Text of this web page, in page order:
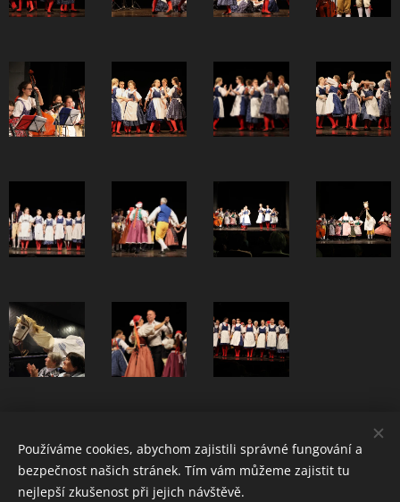
Používáme cookies, abychom zajistili správné fungování a
bezpečnost našich stránek. Tím vám můžeme zajistit tu
nejlepší zkušenost při jejich návštěvě.